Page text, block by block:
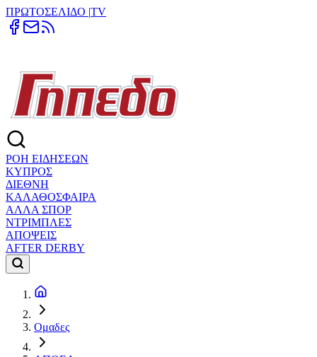
ΠΡΩΤΟΣΕΛΙΔΟ |TV
ΡΟΗ ΕΙΔΗΣΕΩΝ
ΚΥΠΡΟΣ
ΔΙΕΘΝΗ
ΚΑΛΑΘΟΣΦΑΙΡΑ
ΑΛΛΑ ΣΠΟΡ
ΝΤΡΙΜΠΛΕΣ
ΑΠΟΨΕΙΣ
AFTER DERBY
Ομαδες